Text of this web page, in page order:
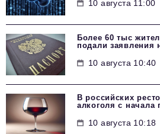
10 августа 11:00
Более 60 тыс
подали заявления
10 августа 10:40
В российских
алкоголя с начала
10 августа 10:18